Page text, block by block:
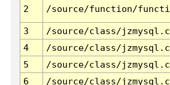
2 /source/function/
3 /source/class/
4
/source/class/
5
/source/class/
6
/source/class/